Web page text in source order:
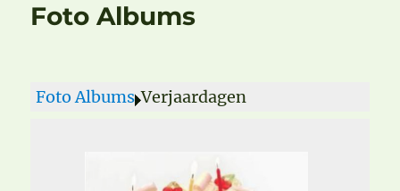
Foto Albums
Foto Albums Verjaardagen